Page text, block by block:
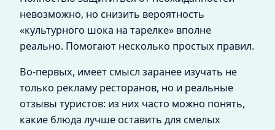
невозможно, но снизить вероятность
«культурного шока на тарелке» вполне
реально. Помогают несколько простых правил.
Во‑первых, имеет смысл заранее изучать не
только рекламу ресторанов, но и реальные
отзывы туристов: из них часто можно понять,
какие блюда лучше оставить для смелых